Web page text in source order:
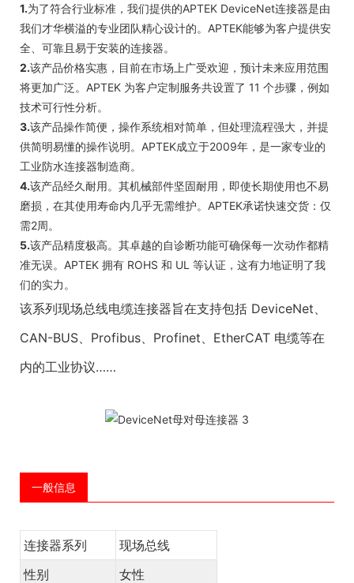
1.为了符合行业标准，我们提供的APTEK DeviceNet连接器是由
我们才华横溢的专业团队精心设计的。APTEK能够为客户提供安
全、可靠且易于安装的连接器。
2.该产品价格实惠，目前在市场上广受欢迎，预计未来应用范围
将更加广泛。APTEK 为客户定制服务共设置了 11 个步骤，例如
技术可行性分析。
3.该产品操作简便，操作系统相对简单，但处理流程强大，并提
供简明易懂的操作说明。APTEK成立于2009年，是一家专业的
工业防水连接器制造商。
4.该产品经久耐用。其机械部件坚固耐用，即使长期使用也不易
磨损，在其使用寿命内几乎无需维护。APTEK承诺快速交货：仅
需2周。
5.该产品精度极高。其卓越的自诊断功能可确保每一次动作都精
准无误。APTEK 拥有 ROHS 和 UL 等认证，这有力地证明了我
们的实力。
该系列现场总线电缆连接器旨在支持包括 DeviceNet、
CAN-BUS、Profibus、Profinet、EtherCAT 电缆等在
内的工业协议……
一般信息
连接器系列
现场总线
性别
女性